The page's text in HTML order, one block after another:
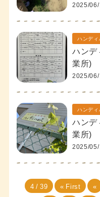
2025/
ハンディ
ハンデ
業所)
2025/
ハンディ
ハンデ
業所)
2025/05/
4 / 39 « First «